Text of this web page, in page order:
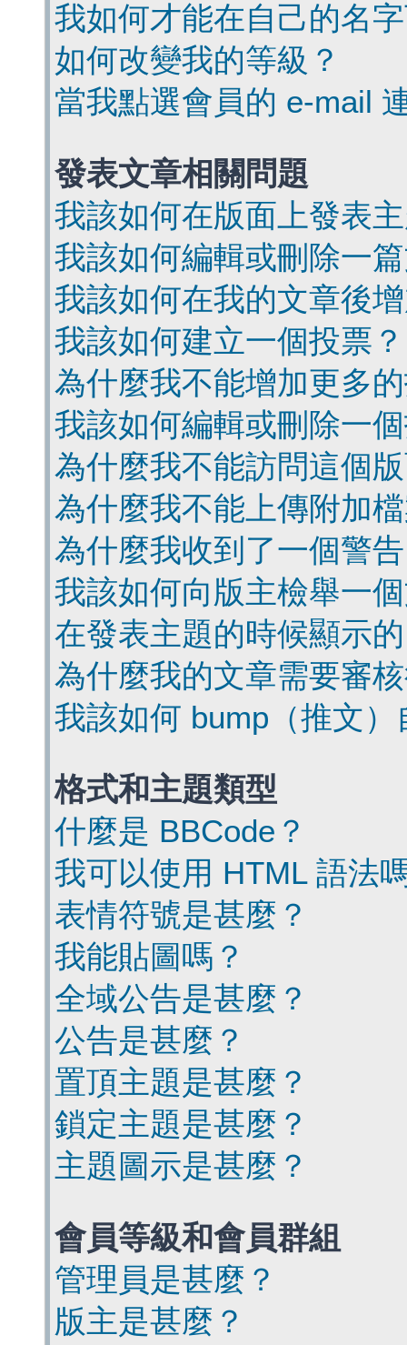
我如何才能在自己的名
如何改變我的等級？
當我點選會員的 e-mail
發表文章相關問題
我該如何在版面上發表
我該如何編輯或刪除一
我該如何在我的文章後
我該如何建立一個投票？
為什麼我不能增加更多
我該如何編輯或刪除一
為什麼我不能訪問這個
為什麼我不能上傳附加
為什麼我收到了一個警
我該如何向版主檢舉一
在發表主題的時候顯示
為什麼我的文章需要審
我該如何 bump（推文
格式和主題類型
什麼是 BBCode？
我可以使用 HTML 語法
表情符號是甚麼？
我能貼圖嗎？
全域公告是甚麼？
公告是甚麼？
置頂主題是甚麼？
鎖定主題是甚麼？
主題圖示是甚麼？
會員等級和會員群組
管理員是甚麼？
版主是甚麼？